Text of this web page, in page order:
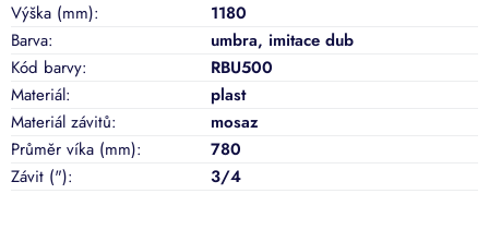
Výška (mm):
1180
Barva: umbra, imitace dub
Kód barvy:
RBU500
Materiál:
plast
Materiál závitů:
mosaz
Průměr víka (mm):
780
Závit ("): 3/4